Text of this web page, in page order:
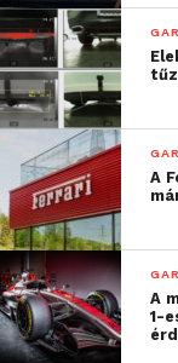
építhetnek
szerint
szeretnének
kategóriától a
Várpalotán lesz,
millió forinttal
az újraélesztési
vonzata is
tervezett 55
egy 15 fős
A
A
1-